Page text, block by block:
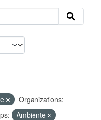
Organizations:
Ambiente